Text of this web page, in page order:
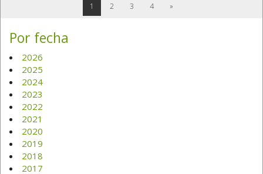
1 2 3 4 »
Por fecha
2026
2025
2024
2023
2022
2021
2020
2019
2018
2017